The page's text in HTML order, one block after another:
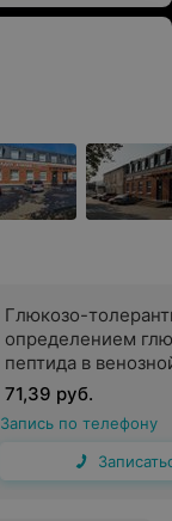
Глюкозо-
определением
пептида в
натощак и после
через 2 часа
71,39 руб.
Запись по телефону